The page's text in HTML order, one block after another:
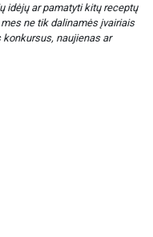
idėjų ar pamatyti kitų receptų
mes ne tik dalinamės įvairiais
naujienas ar